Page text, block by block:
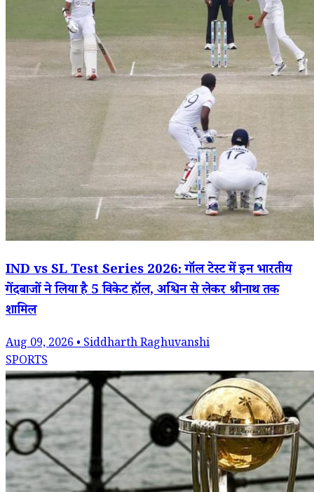
IND vs SL Test Series 2026: गॉल टेस्ट में इन भारतीय
गेंदबाजों ने लिया है 5 विकेट हॉल, अश्विन से लेकर श्रीनाथ तक
शामिल
Aug 09, 2026 • Siddharth Raghuvanshi
SPORTS